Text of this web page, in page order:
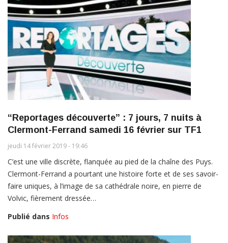
“Reportages découverte” : 7 jours, 7 nuits à
Clermont-Ferrand samedi 16 février sur TF1
jeudi 14 février 2019 - 19:46
C’est une ville discrète, flanquée au pied de la chaîne des Puys.
Clermont-Ferrand a pourtant une histoire forte et de ses savoir-
faire uniques, à l’image de sa cathédrale noire, en pierre de
Volvic, fièrement dressée…
Publié dans Infos